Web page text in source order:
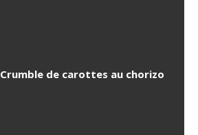
Crumble de carottes au chorizo